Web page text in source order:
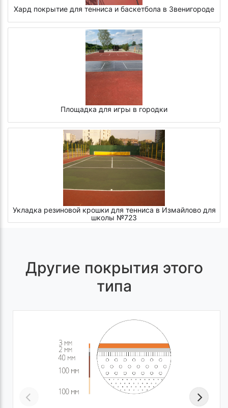
Хард покрытие для тенниса и баскетбола в Звенигороде
Площадка для игры в городки
Укладка резиновой крошки для тенниса в Измайлово для
школы №723
Другие покрытия этого
типа